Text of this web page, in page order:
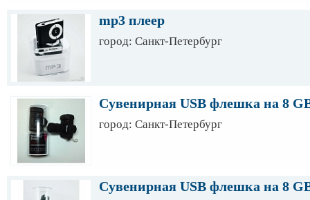
mp3 плеер
город: Санкт-Петербург
Сувенирная USB флешка на 8
город: Санкт-Петербург
Сувенирная USB флешка на 8